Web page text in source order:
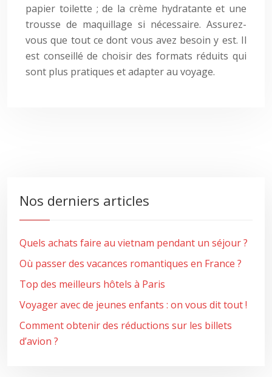
papier toilette ; de la crème hydratante et une
trousse de maquillage si nécessaire. Assurez-
vous que tout ce dont vous avez besoin y est. Il
est conseillé de choisir des formats réduits qui
sont plus pratiques et adapter au voyage.
Nos derniers articles
Quels achats faire au vietnam pendant un séjour ?
Où passer des vacances romantiques en France ?
Top des meilleurs hôtels à Paris
Voyager avec de jeunes enfants : on vous dit tout !
Comment obtenir des réductions sur les billets
d’avion ?